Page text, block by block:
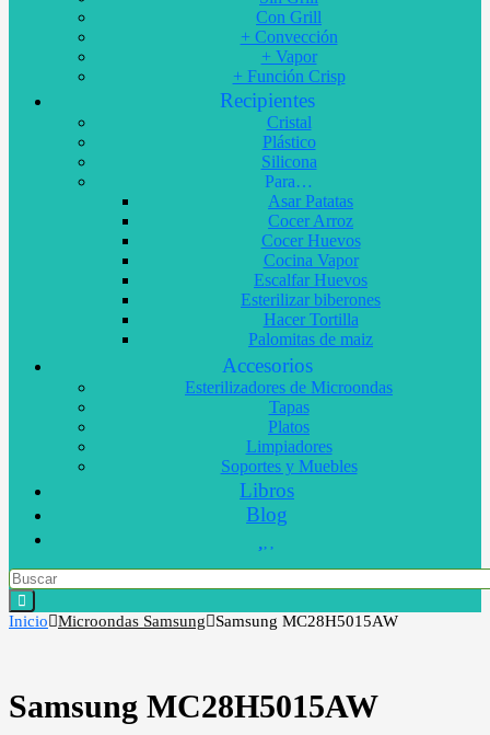
Con Grill
+ Convección
+ Vapor
+ Función Crisp
Recipientes
Cristal
Plástico
Silicona
Para…
Asar Patatas
Cocer Arroz
Cocer Huevos
Cocina Vapor
Escalfar Huevos
Esterilizar biberones
Hacer Tortilla
Palomitas de maiz
Accesorios
Esterilizadores de Microondas
Tapas
Platos
Limpiadores
Soportes y Muebles
Libros
Blog
Inicio Microondas Samsung Samsung MC28H5015AW
Samsung MC28H5015AW